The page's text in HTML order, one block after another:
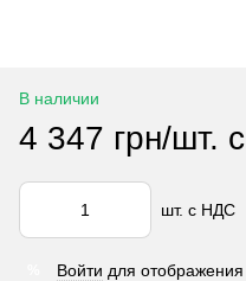
В наличии
4 347 грн/шт.
шт. с НДС
Войти для отображения